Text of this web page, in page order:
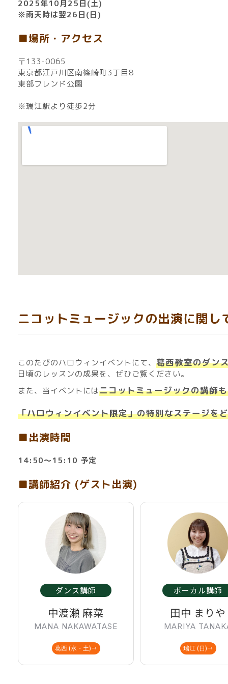
2025年10月25日(土)
※雨天時は翌26日(日)
■場所・アクセス
〒133-0065
東京都江戸川区南篠崎町3丁目8
東部フレンド公園
※瑞江駅より徒歩2分
ニコットミュージックの出演に関し
このたびのハロウィンイベントにて、 葛西教室のダン
日頃のレッスンの成果を、ぜひご覧ください。
また、当イベントにはニコットミュージックの講師
「ハロウィンイベント限定」の特別なステージを
■出演時間
14:50～15:10 予定
■講師紹介 (ゲスト出演)
中渡瀬 麻菜
MANA NAKAWATASE
ダンス講師
葛西 (水・土)
田中 まりや
MARIYA
ボーカル講師
瑞江 (日)